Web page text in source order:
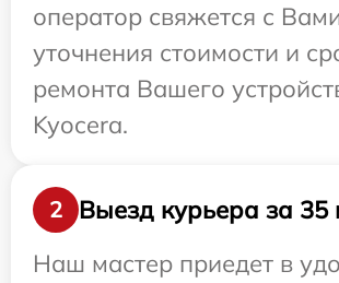
оператор свяжется с
уточнения стоимости и
ремонта Вашего
Kyocera.
2
Выезд курьера за 35
Наш мастер приедет в